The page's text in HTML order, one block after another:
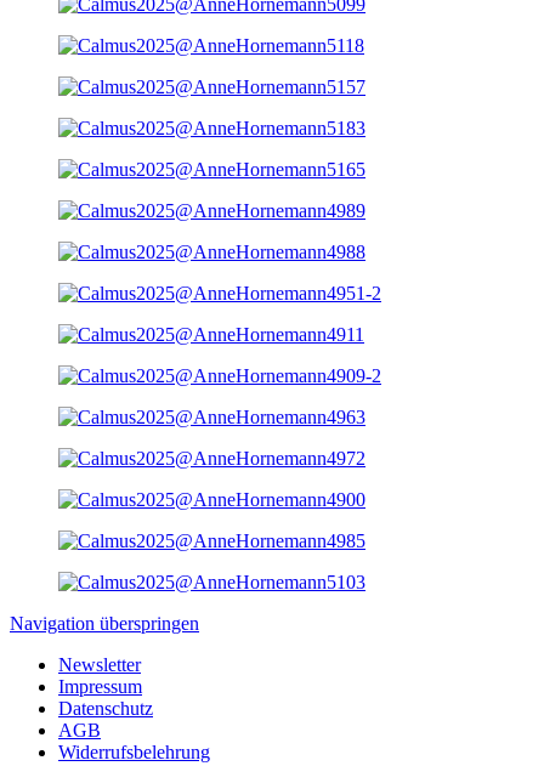
Navigation überspringen
Newsletter
Impressum
Datenschutz
AGB
Widerrufsbelehrung